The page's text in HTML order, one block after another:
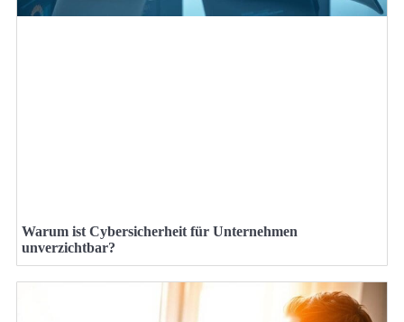
Warum ist Cybersicherheit für Unternehmen
unverzichtbar?